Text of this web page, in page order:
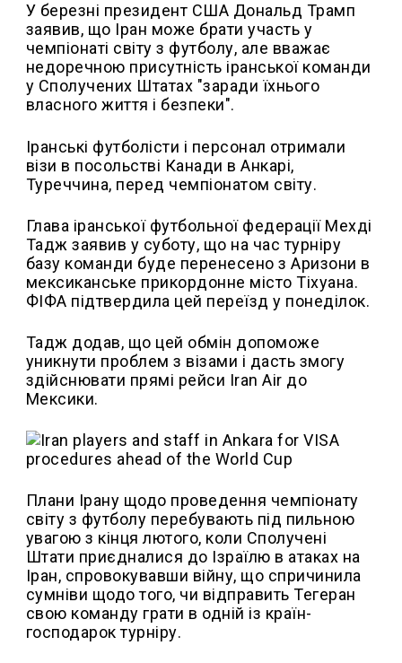
У березні президент США Дональд Трамп
заявив, що Іран може брати участь у
чемпіонаті світу з футболу, але вважає
недоречною присутність іранської команди
у Сполучених Штатах "заради їхнього
власного життя і безпеки".
Іранські футболісти і персонал отримали
візи в посольстві Канади в Анкарі,
Туреччина, перед чемпіонатом світу.
Глава іранської футбольної федерації Мехді
Тадж заявив у суботу, що на час турніру
базу команди буде перенесено з Аризони в
мексиканське прикордонне місто Тіхуана.
ФІФА підтвердила цей переїзд у понеділок.
Тадж додав, що цей обмін допоможе
уникнути проблем з візами і дасть змогу
здійснювати прямі рейси Iran Air до
Мексики.
Плани Ірану щодо проведення чемпіонату
світу з футболу перебувають під пильною
увагою з кінця лютого, коли Сполучені
Штати приєдналися до Ізраїлю в атаках на
Іран, спровокувавши війну, що спричинила
сумніви щодо того, чи відправить Тегеран
свою команду грати в одній із країн-
господарок турніру.